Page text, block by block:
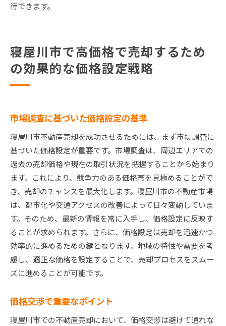
待できます。
寝屋川市で高価格で売却するため
の効果的な価格設定戦略
市場調査に基づいた価格設定の基準
寝屋川市不動産売却を成功させるためには、まず市場調査に
基づいた価格設定が重要です。市場調査は、周辺エリアでの
過去の売却価格や現在の取引状況を把握することから始まり
ます。これにより、競争力のある価格帯を見極めることがで
き、売却のチャンスを最大化します。寝屋川市の不動産市場
は、都市化や交通アクセスの改善によって日々変動していま
す。そのため、最新の情報を常に入手し、価格設定に反映す
ることが求められます。さらに、価格設定は売却を迅速かつ
効率的に進めるための鍵となります。地域の特性や需要を考
慮し、適正な価格を設定することで、売却プロセスをスムー
ズに進めることが可能です。
価格交渉で重要なポイント
寝屋川市での不動産売却において、価格交渉は避けて通れな